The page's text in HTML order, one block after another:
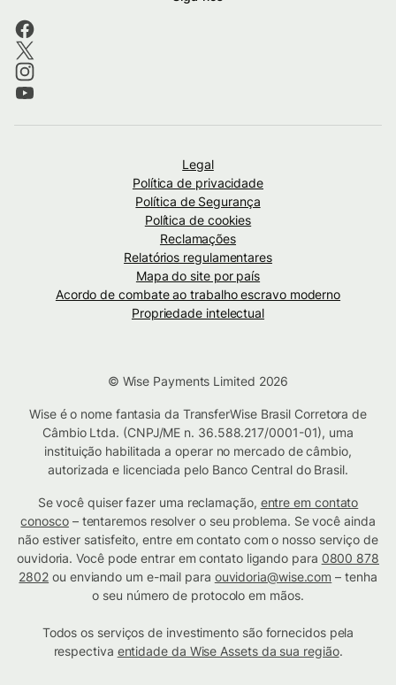
Legal
Política de privacidade
Política de Segurança
Política de cookies
Reclamações
Relatórios regulamentares
Mapa do site por país
Acordo de combate ao trabalho escravo moderno
Propriedade intelectual
© Wise Payments Limited 2026
Wise é o nome fantasia da TransferWise Brasil Corretora de
Câmbio Ltda. (CNPJ/ME n. 36.588.217/0001-01), uma
instituição habilitada a operar no mercado de câmbio,
autorizada e licenciada pelo Banco Central do Brasil.
Se você quiser fazer uma reclamação, entre em contato
conosco– tentaremos resolver o seu problema. Se você ainda
não estiver satisfeito, entre em contato com o nosso serviço de
ouvidoria. Você pode entrar em contato ligando para 0800 878
2802 ou enviando um e-mail para ouvidoria@wise.com – tenha
o seu número de protocolo em mãos.
Todos os serviços de investimento são fornecidos pela
respectiva entidade da Wise Assets da sua região.